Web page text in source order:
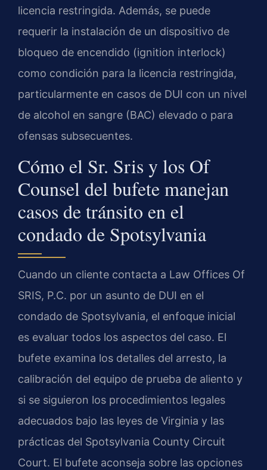
licencia restringida. Además, se puede
requerir la instalación de un dispositivo de
bloqueo de encendido (ignition interlock)
como condición para la licencia restringida,
particularmente en casos de DUI con un nivel
de alcohol en sangre (BAC) elevado o para
ofensas subsecuentes.
Cómo el Sr. Sris y los Of
Counsel del bufete manejan
casos de tránsito en el
condado de Spotsylvania
Cuando un cliente contacta a Law Offices Of
SRIS, P.C. por un asunto de DUI en el
condado de Spotsylvania, el enfoque inicial
es evaluar todos los aspectos del caso. El
bufete examina los detalles del arresto, la
calibración del equipo de prueba de aliento y
si se siguieron los procedimientos legales
adecuados bajo las leyes de Virginia y las
prácticas del Spotsylvania County Circuit
Court. El bufete aconseja sobre las opciones